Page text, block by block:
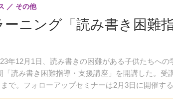
ーニング「読み書き困難
年12月1日、読み書きの困難がある子供たちへの
「読み書き困難指導・支援講座」を開講した。受
で。フォローアップセミナーは2月3日に開催する
その他